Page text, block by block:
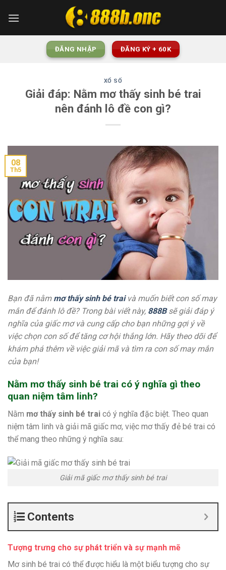
ĐĂNG NHẬP ĐĂNG KÝ + 60K
XỔ SỐ
Giải đáp: Nằm mơ thấy sinh bé trai
nên đánh lô đề con gì?
08
Th5
Bạn đã nằm mơ thấy sinh bé traivà muốn biết con số may
mắn để đánh lô đề? Trong bài viết này, 888Bsẽ giải đáp ý
nghĩa của giấc mơ và cung cấp cho bạn những gợi ý về
việc chọn con số để tăng cơ hội thắng lớn. Hãy theo dõi để
khám phá thêm về việc giải mã và tìm ra con số may mắn
của bạn!
Nằm mơ thấy sinh bé trai có ý nghĩa gì theo
quan niệm tâm linh?
Nằm mơ thấy sinh bé trai có ý nghĩa đặc biệt. Theo quan
niệm tâm linh và giải mã giấc mơ, việc mơ thấy đẻ bé trai có
thể mang theo những ý nghĩa sau:
Giải mã giấc mơ thấy sinh bé trai
Contents
Tượng trưng cho sự phát triển và sự mạnh mẽ
Mơ sinh bé trai có thể được hiểu là một biểu tượng cho sự